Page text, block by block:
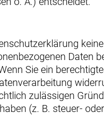
Daten
Sie ein
zulässigen
(z. B. steuer-